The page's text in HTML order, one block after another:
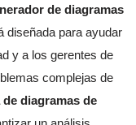
de diagramas
diseñada para ayudar
y a los gerentes de
complejas de
diagramas de